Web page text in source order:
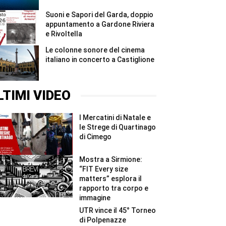
Suoni e Sapori del Garda, doppio
appuntamento a Gardone Riviera
e Rivoltella
Le colonne sonore del cinema
italiano in concerto a Castiglione
VIDEO
I Mercatini di Natale e
le Strege di Quartinago
di Cimego
Mostra a Sirmione:
“FIT Every size
matters” esplora il
rapporto tra corpo e
immagine
UTR vince il 45° Torneo
di Polpenazze